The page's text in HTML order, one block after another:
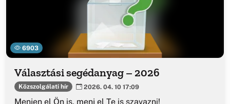
6903
Választási segédanyag – 2026
Közszolgálati hír 2026. 04. 10 17:09
Menjen el Ön is, menj el Te is szavazni!